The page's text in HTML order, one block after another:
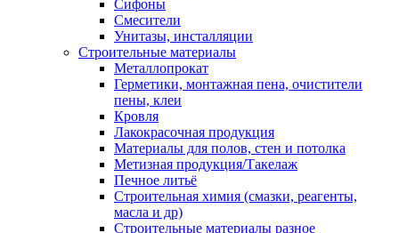
Сифоны
Смесители
Унитазы, инсталляции
Строительные материалы
Металлопрокат
Герметики, монтажная пена, очистители
пены, клеи
Кровля
Лакокрасочная продукция
Материалы для полов, стен и потолка
Метизная продукция/Такелаж
Печное литьё
Строительная химия (смазки, реагенты,
масла и др)
Строительные материалы разное